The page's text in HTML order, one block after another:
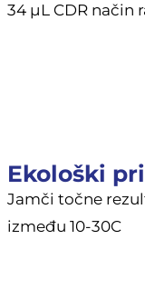
34 μL CDR način
Ekološki
Jamči točne
između 10-30C